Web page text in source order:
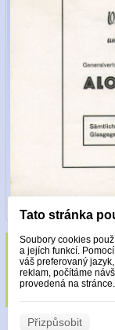
Sklo zdobeno
Swarovski.
Tato stránka
Soubory cookies
a jejích funkcí.
váš preferovaný
reklam, počítáme
provedená na stránce.
Přizpůsobit